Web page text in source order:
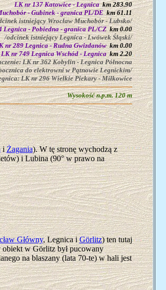
LK nr 137 Katowice - Legnicakm 283.90
- Gubinek - granica PL/DEkm 61.11
istniejący Wrocław Muchobór - Lubsko/
Legnica - Pobiedna - granica PL/CZkm 0.00
/odcinek istniejący Legnica - Lwówek Śląski/
nr 289 Legnica - Rudna Gwizdanówkm 0.00
LK nr 749 Legnica Wschód - Legnicakm 2.20
LK nr 362 Kobylin - Legnica Północna
do elektrowni w Pątnowie Legnickim/
LK nr 296 Wielkie Piekary - Miłkowice
Wysokość n.p.m. 120 m
iŻagania). W tę stronę wychodzą z
i Lubina (90° w prawo na
Główny, Legnica iGörlitz) ten tutaj
obiekt w Görlitz był pucowany
na blaszany (lata 70-te) w hali jest